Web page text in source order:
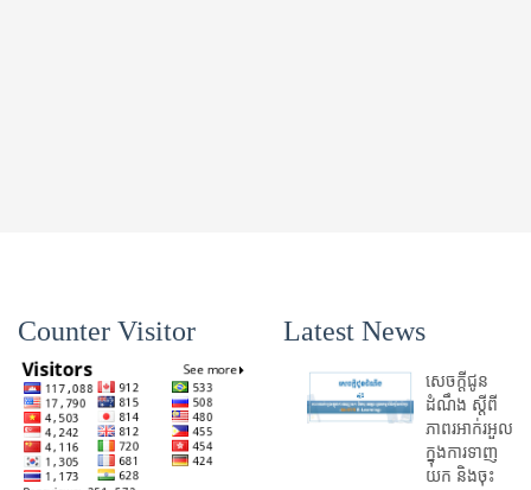
Counter Visitor Latest News
សេចក្តីជូន
ដំណឹង ស្តី​ពី
ភាព​រអាក់រអួល​
ក្នុងការ​ទាញ​
យក និង​ចុះ​